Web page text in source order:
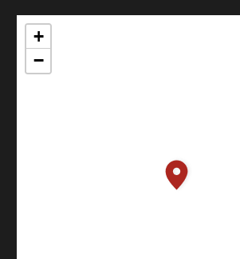
+
−